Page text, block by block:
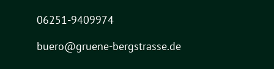
06251-9409974
buero@gruene-bergstrasse.de